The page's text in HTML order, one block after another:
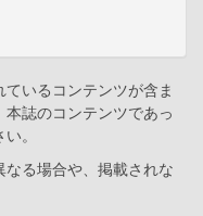
いるコンテンツが含ま
誌のコンテンツであっ
。
る場合や、掲載されな